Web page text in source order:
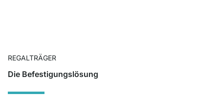
REGALTRÄGER
Die Befestigungslösung